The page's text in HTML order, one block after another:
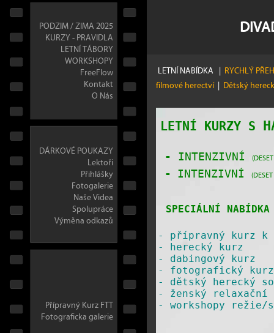
PODZIM / ZIMA 2025
KURZY - PRAVIDLA
LETNÍ TÁBORY
WORKSHOPY
FreeFlow
Kontakt
O Nás
DÁRKOVÉ POUKAZY
Lektoři
Přihlášky
Fotogalerie
Naše Videa
Spolupráce
Výměna odkazů
Přípravný Kurz FTT
Fotograficka galerie
LETNÍ NABÍDKA | RYCHLÝ
filmové herectví | Dětský
LETNÍ KURZY S
- INTENZIVNÍ
-
INTENZIVNÍ
SPECIÁLNÍ
- přípravný kurz k
- herecký kurz
- dabingový kurz
- fotografický kurz
- dětský herecký
- ženský relaxační
​- workshopy